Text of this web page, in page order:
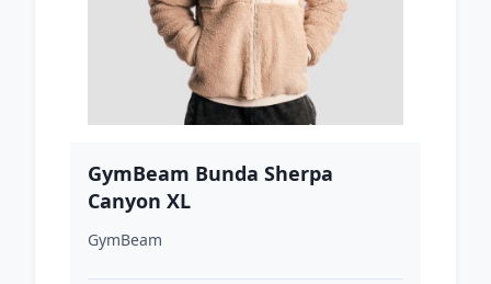
GymBeam Bunda Sherpa
Canyon XL
GymBeam